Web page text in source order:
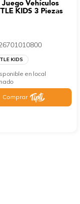
Juego Vehículos
KIDS 3 Piezas
KIDS
en local
Comprar